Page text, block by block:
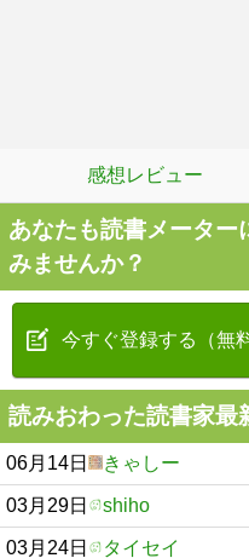
感想レビュー
あなたも読書メーター
みませんか？
今すぐ登録する（無
読みおわった読書家最
06月14日 きゃしー
03月29日 shiho
03月24日 タイセイ